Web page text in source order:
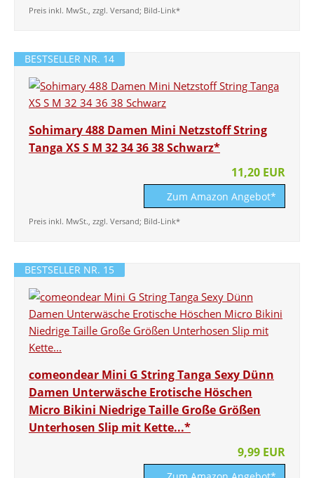
Preis inkl. MwSt., zzgl. Versand; Bild-Link*
BESTSELLER NR. 14
Sohimary 488 Damen Mini Netzstoff String
Tanga XS S M 32 34 36 38 Schwarz*
11,20 EUR
Zum Amazon Angebot*
Preis inkl. MwSt., zzgl. Versand; Bild-Link*
BESTSELLER NR. 15
comeondear Mini G String Tanga Sexy Dünn
Damen Unterwäsche Erotische Höschen
Micro Bikini Niedrige Taille Große Größen
Unterhosen Slip mit Kette...*
9,99 EUR